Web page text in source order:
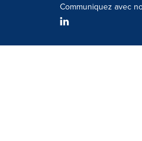
Communiquez avec